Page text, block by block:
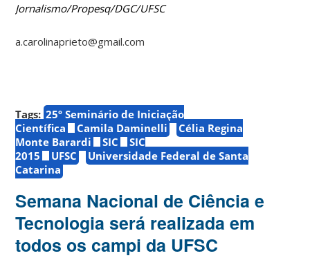
Jornalismo/Propesq/DGC/UFSC
a.carolinaprieto@gmail.com
Tags: 25º Seminário de Iniciação
Científica
Camila Daminelli
Célia Regina
Monte Barardi
SIC
SIC
2015
UFSC
Universidade Federal de Santa
Catarina
Semana Nacional de Ciência e
Tecnologia será realizada em
todos os campi da UFSC